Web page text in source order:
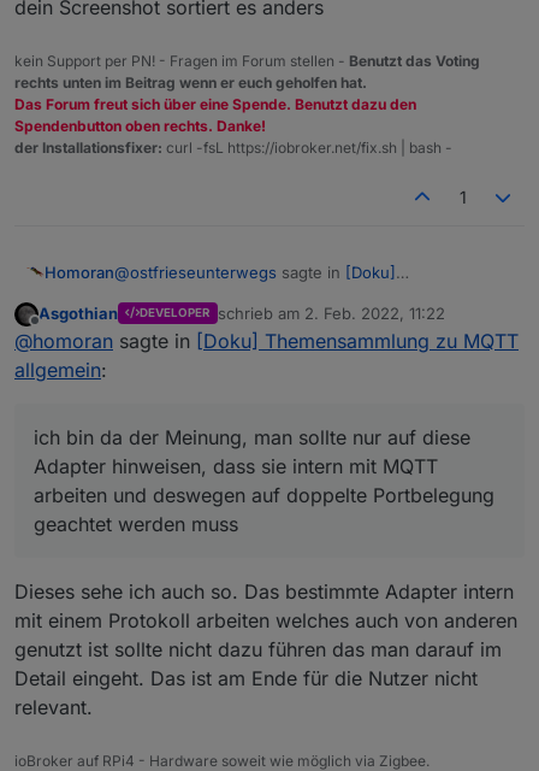
dein Screenshot sortiert es anders
kein Support per PN! - Fragen im Forum stellen - Benutzt das Voting
rechts unten im Beitrag wenn er euch geholfen hat.
Das Forum freut sich über eine Spende. Benutzt dazu den
Spendenbutton oben rechts. Danke!
der Installationsfixer: curl -fsL https://iobroker.net/fix.sh | bash -
1
Homoran@ostfrieseunterwegs sagte in [Doku]
Es gibt spezielle Adapter, wie z.B. den Sonoff
Ahnung, ob das das der richtige Begriff ist)
geachtet werden muss
hydrotec
Also im Prinzip Punkt 1 und 2 nach unten schieben
und 3/4 als echte MQTT-Adapter beschreiben. Ich
weiß, dein Screenshot sortiert es anders
Offline
Asgothian DEVELOPER schrieb am 2. Feb. 2022, 11:22
zuletzt editiert von
@homoran sagte in [Doku] Themensammlung zu MQTT
allgemein:
ich bin da der Meinung, man sollte nur auf diese
Adapter hinweisen, dass sie intern mit MQTT
arbeiten und deswegen auf doppelte Portbelegung
geachtet werden muss
Dieses sehe ich auch so. Das bestimmte Adapter intern
mit einem Protokoll arbeiten welches auch von anderen
genutzt ist sollte nicht dazu führen das man darauf im
Detail eingeht. Das ist am Ende für die Nutzer nicht
relevant.
ioBroker auf RPi4 - Hardware soweit wie möglich via Zigbee.